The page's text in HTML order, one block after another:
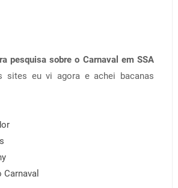
pesquisa sobre o Carnaval em SSA
sites eu vi agora e achei bacanas